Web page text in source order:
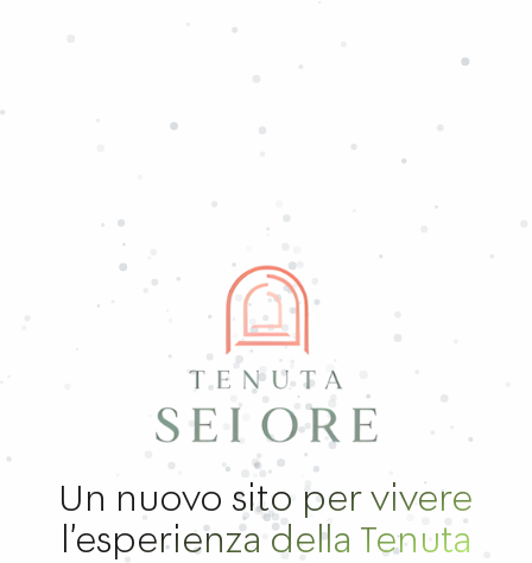
Un nuovo sito per vivere
l’esperienza della Tenuta